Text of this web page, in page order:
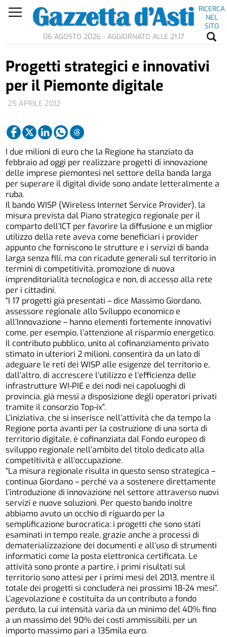
RICERCA
NEL
SITO
06 AGOSTO 2026 - AGGIORNATO ALLE 21.17
25 APRILE 2012
Progetti strategici e innovativi
per il Piemonte digitale
I due milioni di euro che la Regione ha stanziato da
febbraio ad oggi per realizzare progetti di innovazione
delle imprese piemontesi nel settore della banda larga
per superare il digital divide sono andate letteralmente a
ruba.
Il bando WISP (Wireless Internet Service Provider), la
misura prevista dal Piano strategico regionale per il
comparto dell’ICT per favorire la diffusione e un miglior
utilizzo della rete aveva come beneficiari i provider
appunto che forniscono le strutture e i servizi di banda
larga senza fili, ma con ricadute generali sul territorio in
termini di competitività, promozione di nuova
imprenditorialità tecnologica e non, di accesso alla rete
per i cittadini.
“I 17 progetti già presentati – dice Massimo Giordano,
assessore regionale allo Sviluppo economico e
all’Innovazione – hanno elementi fortemente innovativi
come, per esempio, l’attenzione al risparmio energetico.
Il contributo pubblico, unito al cofinanziamento privato
stimato in ulteriori 2 milioni, consentirà da un lato di
adeguare le reti dei WISP alle esigenze del territorio e,
dall’altro, di accrescere l’utilizzo e l’efficienza delle
infrastrutture WI-PIE e dei nodi nei capoluoghi di
provincia, già messi a disposizione degli operatori privati
tramite il consorzio Top-ix”.
L’iniziativa, che si inserisce nell’attività che da tempo la
Regione porta avanti per la costruzione di una sorta di
territorio digitale, è cofinanziata dal Fondo europeo di
sviluppo regionale nell’ambito del titolo dedicato alla
competitività e all’occupazione.
“La misura regionale risulta in questo senso strategica –
continua Giordano – perché va a sostenere direttamente
l’introduzione di innovazione nel settore attraverso nuovi
servizi e nuove soluzioni. Per questo bando inoltre
abbiamo avuto un occhio di riguardo per la
semplificazione burocratica: i progetti che sono stati
esaminati in tempo reale, grazie anche a processi di
dematerializzazione dei documenti e all’uso di strumenti
informatici come la posta elettronica certificata. Le
attività sono pronte a partire, i primi risultati sul
territorio sono attesi per i primi mesi del 2013, mentre il
totale dei progetti si concluderà nei prossimi 18-24 mesi”.
L’agevolazione è costituita da un contributo a fondo
perduto, la cui intensità varia da un minimo del 40% fino
a un massimo del 90% dei costi ammissibili, per un
importo massimo pari a 135mila euro.